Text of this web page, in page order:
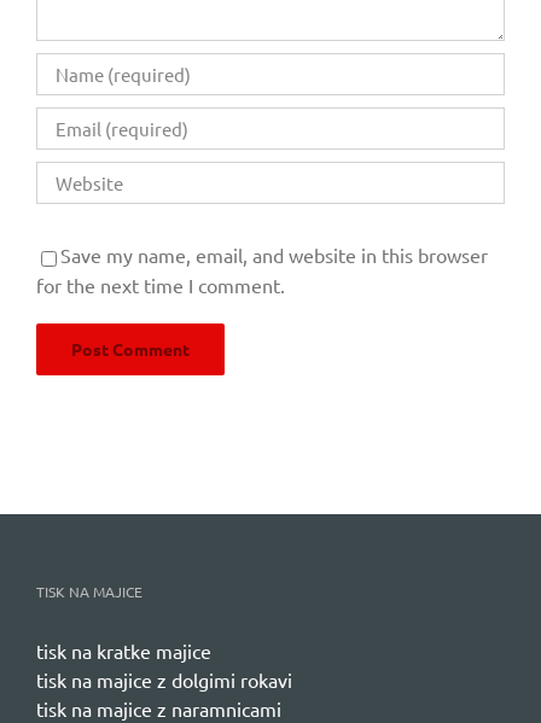
Save my name, email, and website in this browser
for the next time I comment.
TISK NA MAJICE
tisk na kratke majice
tisk na majice z dolgimi rokavi
tisk na majice z naramnicami